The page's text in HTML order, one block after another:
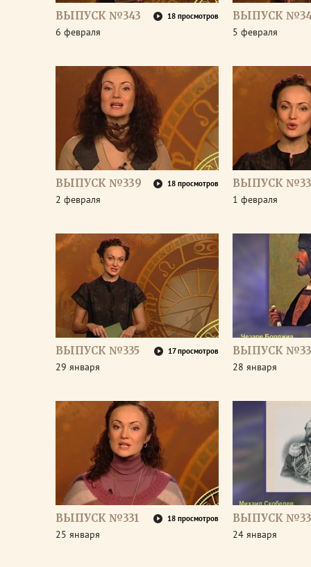
ВЫПУСК №343 18 просмотров
6 февраля
ВЫПУСК
5 февраля
ВЫПУСК №339 18 просмотров
2 февраля
ВЫПУСК
1 февраля
ВЫПУСК №335 17 просмотров
29 января
ВЫПУСК
28 января
ВЫПУСК №331 18 просмотров
25 января
ВЫПУСК
24 января